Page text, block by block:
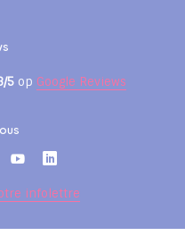
5 op Google Reviews
infolettre